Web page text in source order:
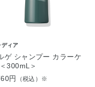
ディア
ゲ シャンプー カラーケ
300mL＞
円
（税込）※